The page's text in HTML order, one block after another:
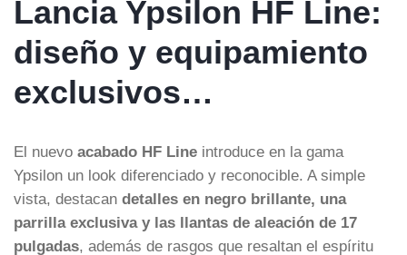
Lancia Ypsilon HF Line:
diseño y equipamiento
exclusivos…
El nuevo acabado HF Line introduce en la gama
Ypsilon un look diferenciado y reconocible. A simple
vista, destacan detalles en negro brillante, una
parrilla exclusiva y las llantas de aleación de 17
pulgadas, además de rasgos que resaltan el espíritu